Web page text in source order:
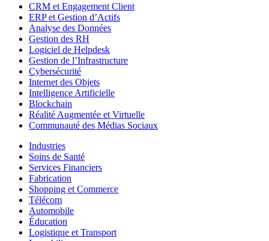
CRM et Engagement Client
ERP et Gestion d’Actifs
Analyse des Données
Gestion des RH
Logiciel de Helpdesk
Gestion de l’Infrastructure
Cybersécurité
Internet des Objets
Intelligence Artificielle
Blockchain
Réalité Augmentée et Virtuelle
Communauté des Médias Sociaux
Industries
Soins de Santé
Services Financiers
Fabrication
Shopping et Commerce
Télécom
Automobile
Éducation
Logistique et Transport